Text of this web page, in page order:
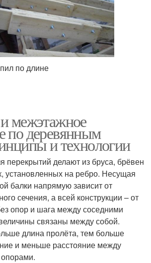
по длине
межэтажное
по деревянным
и технологии
перекрытий делают из бруса, брёвен
установленных на ребро. Несущая
балки напрямую зависит от
сечения, а всей конструкции – от
опор и шага между соседними
связаны между собой.
длина пролёта, тем больше
и меньше расстояние между